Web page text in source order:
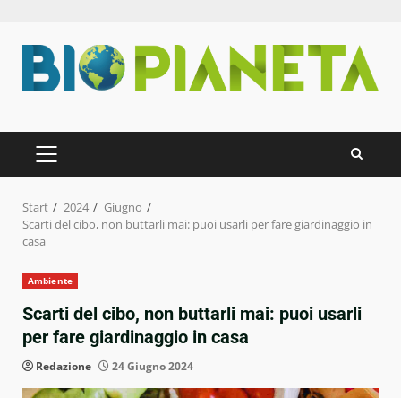
Inhalt
springen
PRIMÄRES
MENÜ
Start 2024
Giugno
Scarti del cibo, non buttarli mai: puoi usarli per fare giardinaggio in
casa
Ambiente
Scarti del cibo, non buttarli mai: puoi usarli
per fare giardinaggio in casa
Redazione 24 Giugno 2024